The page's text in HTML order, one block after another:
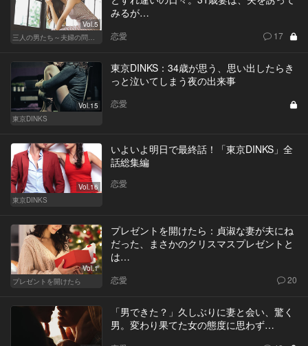
Vol.5
三人の男たち～夫婦の問題～
みるが…
恋愛 17
Vol.15
東京DINKS
東京DINKS：34歳が思う、思い出したらき
っと泣いてしまう夜の出来事
恋愛
Vol.16
東京DINKS
いよいよ明日で最終話！「東京DINKS」全
話総集編
恋愛
Vol.1
プレゼントを開けたら
プレゼントを開けたら：貞淑な妻が夫にね
だった、まさかのクリスマスプレゼントと
は…
恋愛 20
「男できた？」久しぶりに妻と会い、驚く
男。変わり果てた女の態度に思わず…